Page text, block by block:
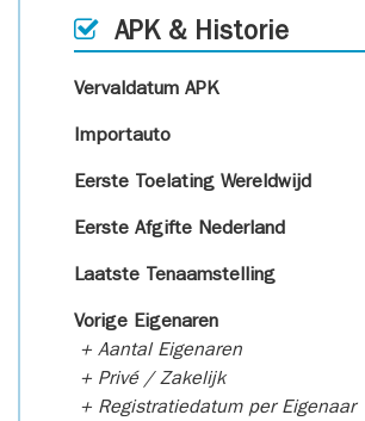
APK & Historie
Vervaldatum APK
Importauto
Eerste Toelating Wereldwijd
Eerste Afgifte Nederland
Laatste Tenaamstelling
Vorige Eigenaren
+ Aantal Eigenaren
+ Privé / Zakelijk
+ Registratiedatum per Eigenaar